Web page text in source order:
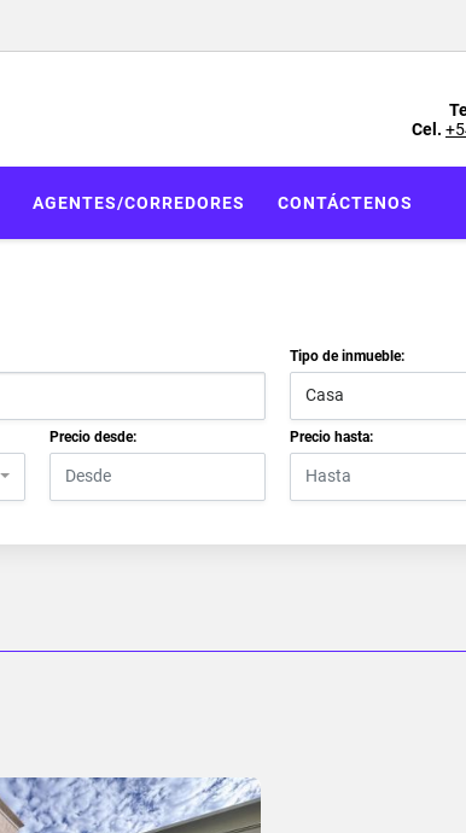
Cel.
AGENTES/CORREDORES CONTÁCTENOS
Tipo de inmueble:
Casa
Precio desde: Precio hasta: